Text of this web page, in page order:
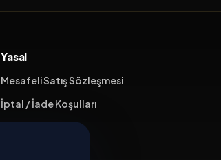
Yasal
Mesafeli Satış Sözleşmesi
İptal / İade Koşulları